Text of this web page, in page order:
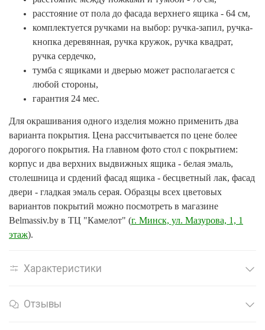
расстояние от пола до фасада верхнего ящика - 64 см,
комплектуется ручками на выбор: ручка-запил, ручка-
кнопка деревянная, ручка кружок, ручка квадрат,
ручка сердечко,
тумба с ящиками и дверью может располагается с
любой стороны,
гарантия 24 мес.
Для окрашивания одного изделия можно применить два
варианта покрытия. Цена рассчитывается по цене более
дорогого покрытия. На главном фото стол с покрытием:
корпус и два верхних выдвижных ящика - белая эмаль,
столешница и срдений фасад ящика - бесцветный лак, фасад
двери - гладкая эмаль серая. Образцы всех цветовых
вариантов покрытий можно посмотреть в магазине
Belmassiv.by в ТЦ "Камелот" (г. Минск, ул. Мазурова, 1, 1
этаж).
Характеристики
Отзывы